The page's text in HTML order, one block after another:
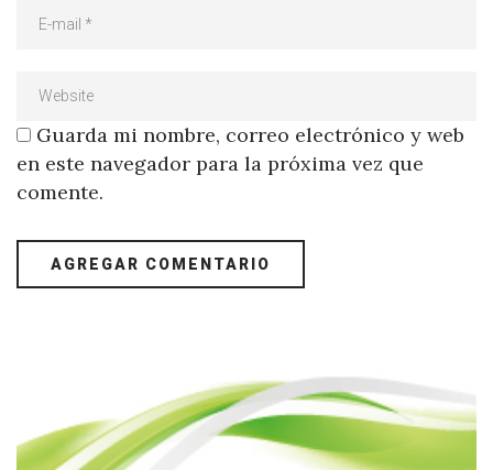
Guarda mi nombre, correo electrónico y web
en este navegador para la próxima vez que
comente.